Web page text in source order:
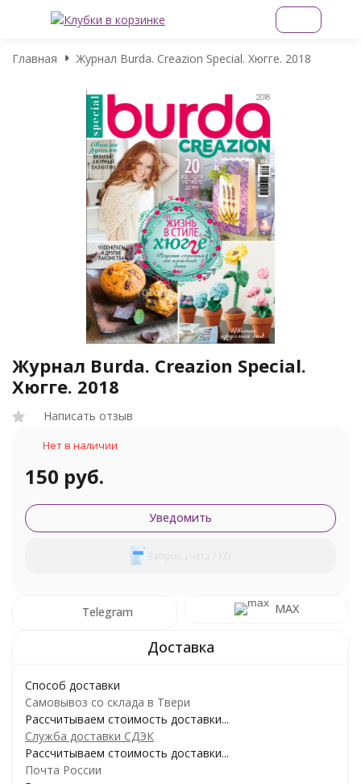
Главная Журнал Burda. Creazion Special. Хюгге. 2018
Журнал Burda. Creazion Special.
Хюгге. 2018
Написать отзыв
Нет в наличии
150 руб.
Уведомить
Telegram MAX
Способ доставки
Самовывоз со склада в Твери
Рассчитываем стоимость доставки...
Служба доставки СДЭК
Рассчитываем стоимость доставки...
Почта России